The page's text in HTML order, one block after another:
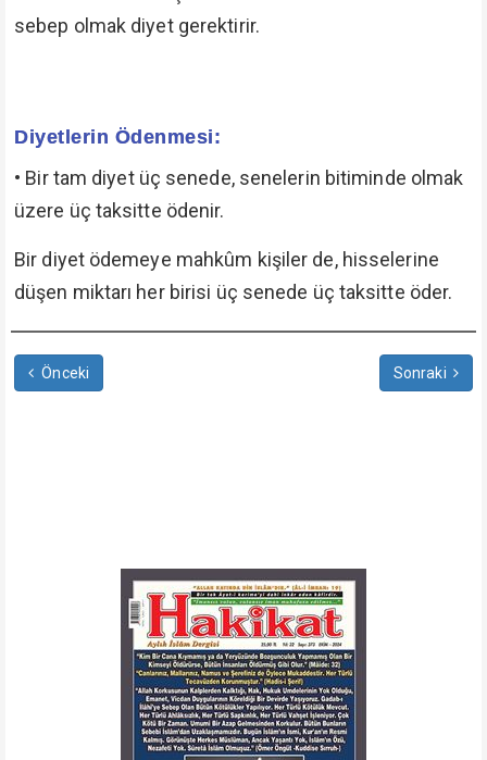
sebep olmak diyet gerektirir.
Diyetlerin Ödenmesi:
• Bir tam diyet üç senede, senelerin bitiminde olmak
üzere üç taksitte ödenir.
Bir diyet ödemeye mahkûm kişiler de, hisselerine
düşen miktarı her birisi üç senede üç taksitte öder.
Önceki Sonraki